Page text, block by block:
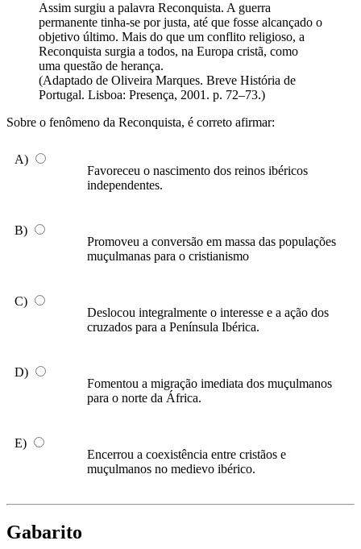
Assim surgiu a palavra Reconquista. A guerra
permanente tinha-se por justa, até que fosse alcançado o
objetivo último. Mais do que um conflito religioso, a
Reconquista surgia a todos, na Europa cristã, como
uma questão de herança.
(Adaptado de Oliveira Marques. Breve História de
Portugal. Lisboa: Presença, 2001. p. 72–73.)
Sobre o fenômeno da Reconquista, é correto afirmar:
A)
Favoreceu o nascimento dos reinos ibéricos
independentes.
B)
Promoveu a conversão em massa das populações
muçulmanas para o cristianismo
C)
Deslocou integralmente o interesse e a ação dos
cruzados para a Península Ibérica.
D)
Fomentou a migração imediata dos muçulmanos
para o norte da África.
E)
Encerrou a coexistência entre cristãos e
muçulmanos no medievo ibérico.
Gabarito